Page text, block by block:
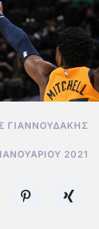
ΓΙΑΝΝΟΥΔΆΚΗΣ
2021